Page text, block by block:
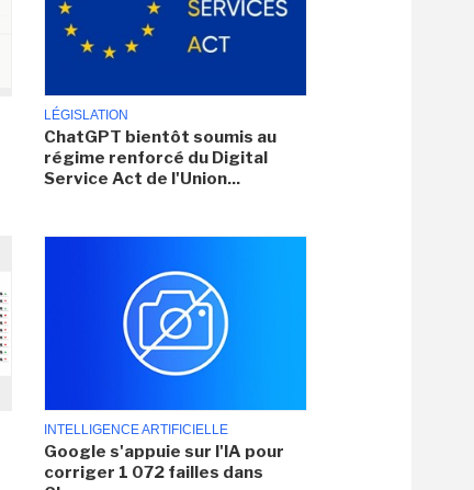
LÉGISLATION
ChatGPT bientôt soumis au
régime renforcé du Digital
Service Act de l'Union...
INTELLIGENCE ARTIFICIELLE
Google s'appuie sur l'IA pour
corriger 1 072 failles dans